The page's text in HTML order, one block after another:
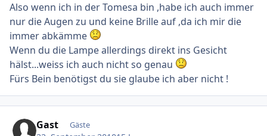
Also wenn ich in der Tomesa bin ,habe ich auch immer
nur die Augen zu und keine Brille auf ,da ich mir die
immer abkämme
Wenn du die Lampe allerdings direkt ins Gesicht
hälst...weiss ich auch nicht so genau
Fürs Bein benötigst du sie glaube ich aber nicht !
Gast Gäste